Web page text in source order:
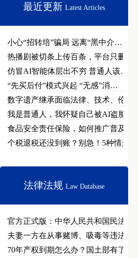
最近更新 Latest Articles
小心“招转培”骗局 远离“黑中介…
热播剧被切条上传百条，平台只删不…
仿冒AI智能体层出不穷 普通人该…
“先买后付”模式兴起 “无感”消…
数字遗产继承面临法律、技术、伦理…
我是普通人，我怀疑自己被AI盗脸…
食品安全责任保险，如何推广普及？
个税退税还没到账？别急！5种情形…
法律法规 Law Database
官方正式版：中华人民共和国民法总…
夫妻一方在从事赌博、吸毒等违法犯…
70年产权到期怎么办？国土部有了…